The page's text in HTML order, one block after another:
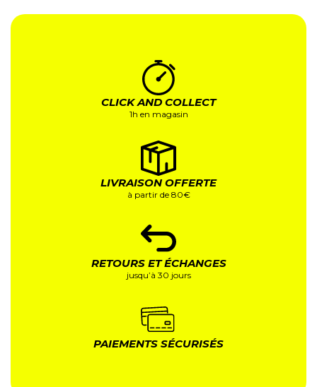
CLICK AND COLLECT
1h en magasin
LIVRAISON OFFERTE
à partir de 80€
RETOURS ET ÉCHANGES
jusqu’à 30 jours
PAIEMENTS SÉCURISÉS